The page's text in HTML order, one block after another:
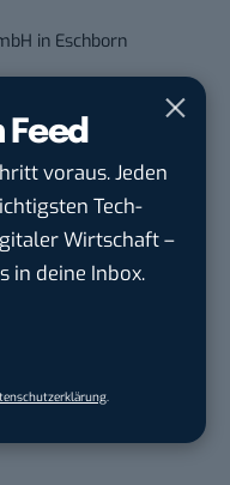
voraus. Jeden
Tech-
Wirtschaft –
in deine Inbox.
in Eschborn
(w/m/d)
Energie und Wasser
(m/w/d)
GmbHin Königs